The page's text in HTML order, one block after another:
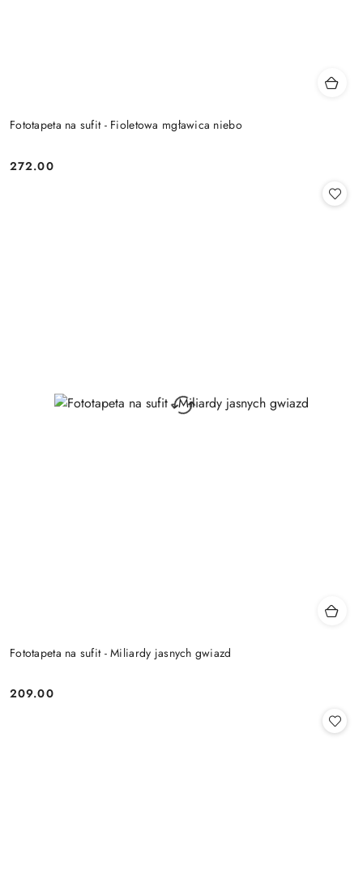
Fototapeta na sufit - Fioletowa mgławica niebo
Cena:
272.00
Fototapeta na sufit - Miliardy jasnych gwiazd
Cena:
209.00